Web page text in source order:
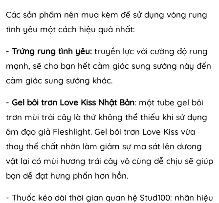
Các sản phẩm nên mua kèm để sử dụng vòng rung
tình yêu một cách hiệu quả nhất:
- Trứng rung tình yêu: truyền lực với cường độ rung
mạnh, sẽ cho bạn hết cảm giác sung sướng này đến
cảm giác sung sướng khác.
- Gel bôi trơn Love Kiss Nhật Bản: một tube gel bôi
trơn mùi trái cây là thứ không thể thiếu khi sử dụng
âm đạo giả Fleshlight. Gel bôi trơn Love Kiss vừa
thay thế chất nhờn làm giảm sự ma sát lên dưong
vật lại có mùi hương trái cây vô cùng dễ chịu sẽ giúp
bạn dễ đạt hưng phấn hơn hẳn.
- Thuốc kéo dài thời gian quan hệ Stud100: nhãn hiệu